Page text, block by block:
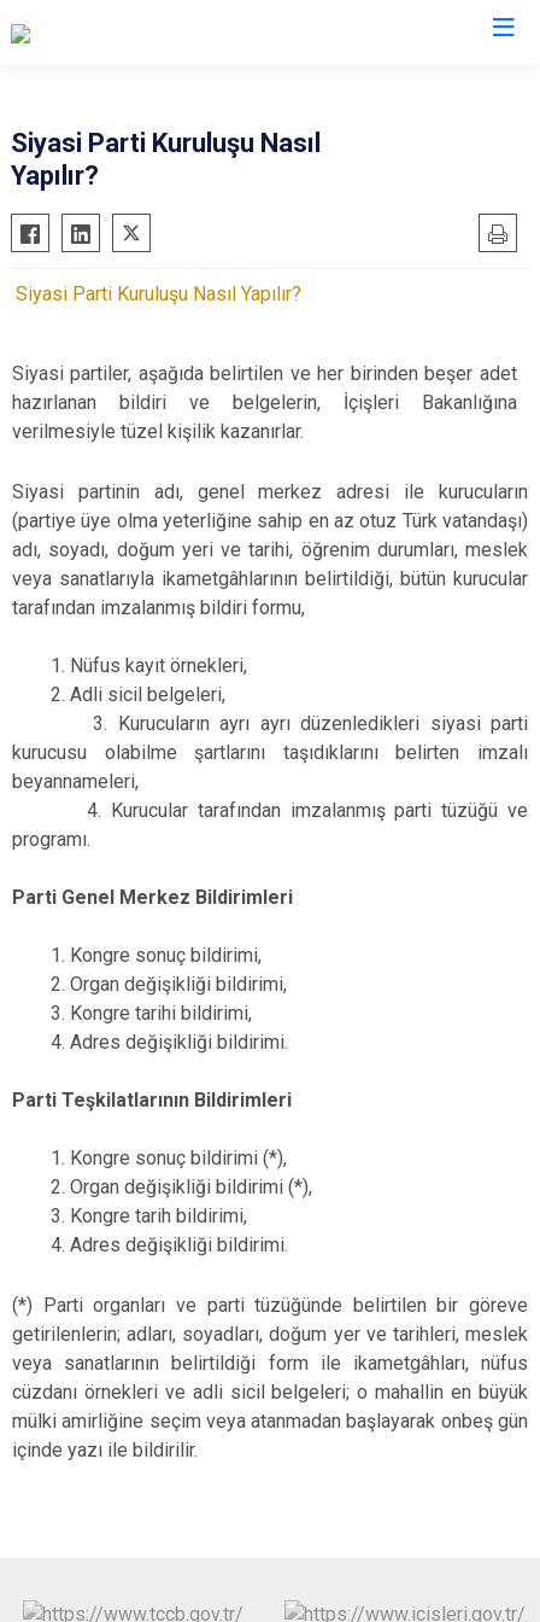
Bodrum
Dalaman
Fethiye
Köyceğiz
Marmaris
Yatağan
Menteşe
Siyasi Parti Kuruluşu Nasıl
Yapılır?
Siyasi Parti Kuruluşu Nasıl Yapılır?
Siyasi partiler, aşağıda belirtilen ve her birinden beşer adet
hazırlanan bildiri ve belgelerin, İçişleri Bakanlığına
verilmesiyle tüzel kişilik kazanırlar.
Siyasi partinin adı, genel merkez adresi ile kurucuların
(partiye üye olma yeterliğine sahip en az otuz Türk vatandaşı)
adı, soyadı, doğum yeri ve tarihi, öğrenim durumları, meslek
veya sanatlarıyla ikametgâhlarının belirtildiği, bütün kurucular
tarafından imzalanmış bildiri formu,
1. Nüfus kayıt örnekleri,
2. Adli sicil belgeleri,
3. Kurucuların ayrı ayrı düzenledikleri siyasi parti
kurucusu olabilme şartlarını taşıdıklarını belirten imzalı
beyannameleri,
4. Kurucular tarafından imzalanmış parti tüzüğü ve
programı.
Parti Genel Merkez Bildirimleri
1. Kongre sonuç bildirimi,
2. Organ değişikliği bildirimi,
3. Kongre tarihi bildirimi,
4. Adres değişikliği bildirimi.
Parti Teşkilatlarının Bildirimleri
1. Kongre sonuç bildirimi (*),
2. Organ değişikliği bildirimi (*),
3. Kongre tarih bildirimi,
4. Adres değişikliği bildirimi.
(*) Parti organları ve parti tüzüğünde belirtilen bir göreve
getirilenlerin; adları, soyadları, doğum yer ve tarihleri, meslek
veya sanatlarının belirtildiği form ile ikametgâhları, nüfus
cüzdanı örnekleri ve adli sicil belgeleri; o mahallin en büyük
mülki amirliğine seçim veya atanmadan başlayarak onbeş gün
içinde yazı ile bildirilir.